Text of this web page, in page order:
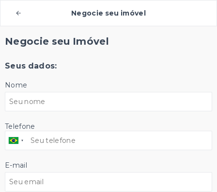
Negocie seu imóvel
Negocie seu Imóvel
Seus dados:
Nome
Telefone
E-mail